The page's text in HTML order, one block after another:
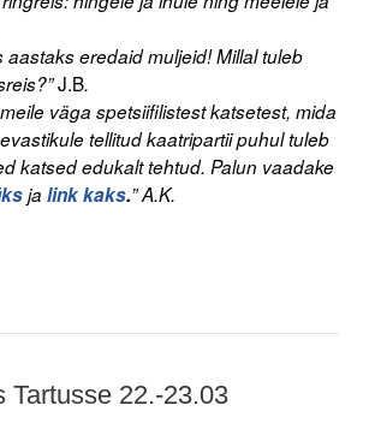
aastaks eredaid muljeid! Millal tuleb
J.B.
väga spetsiifilistest katsetest, mida
tellitud kaatripartii puhul tuleb
katsed edukalt tehtud. Palun vaadake
ja link kaks.” A.K.
Tartusse 22.-23.03